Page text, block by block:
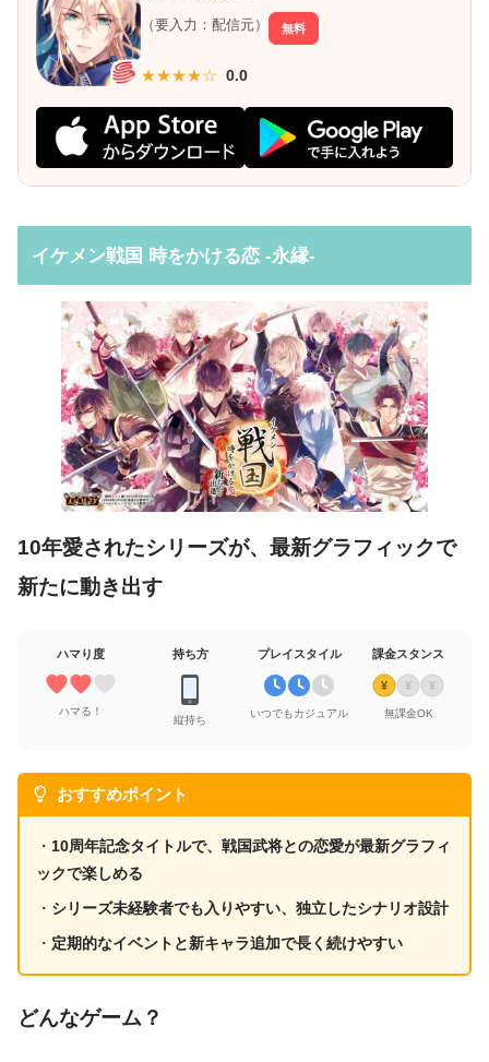
（要入力：配信元） 無料
★★★★☆ 0.0
イケメン戦国 時をかける恋 -永縁-
10年愛されたシリーズが、最新グラフィックで
新たに動き出す
ハマり度
ハマる！
持ち方
縦持ち
プレイスタイル
いつでもカジュアル
課金スタンス
¥ ¥ ¥
無課金OK
おすすめポイント
・ 10周年記念タイトルで、戦国武将との恋愛が最新グラフィ
ックで楽しめる
・ シリーズ未経験者でも入りやすい、独立したシナリオ設計
・ 定期的なイベントと新キャラ追加で長く続けやすい
どんなゲーム？